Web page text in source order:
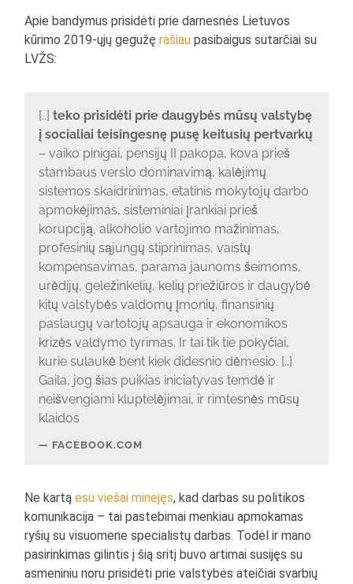
Apie bandymus prisidėti prie darnesnės Lietuvos
kūrimo 2019-ųjų gegužęrašiau pasibaigus sutarčiai su
LVŽS:
[..] teko prisidėti prie daugybės mūsų valstybę
į socialiai teisingesnę pusę keitusių pertvarkų
– vaiko pinigai, pensijų II pakopa, kova prieš
stambaus verslo dominavimą, kalėjimų
sistemos skaidrinimas, etatinis mokytojų darbo
apmokėjimas, sisteminiai įrankiai prieš
korupciją, alkoholio vartojimo mažinimas,
profesinių sąjungų stiprinimas, vaistų
kompensavimas, parama jaunoms šeimoms,
urėdijų, geležinkelių, kelių priežiūros ir daugybė
kitų valstybės valdomų įmonių, finansinių
paslaugų vartotojų apsauga ir ekonomikos
krizės valdymo tyrimas. Ir tai tik tie pokyčiai,
kurie sulaukė bent kiek didesnio dėmesio. [..]
Gaila, jog šias puikias iniciatyvas temdė ir
neišvengiami kluptelėjimai, ir rimtesnės mūsų
klaidos
FACEBOOK.COM
Ne kartąesu viešai minėjęs, kad darbas su politikos
komunikacija – tai pastebimai menkiau apmokamas
ryšių su visuomene specialistų darbas. Todėl ir mano
pasirinkimas gilintis į šią sritį buvo artimai susijęs su
asmeniniu noru prisidėti prie valstybės ateičiai svarbių